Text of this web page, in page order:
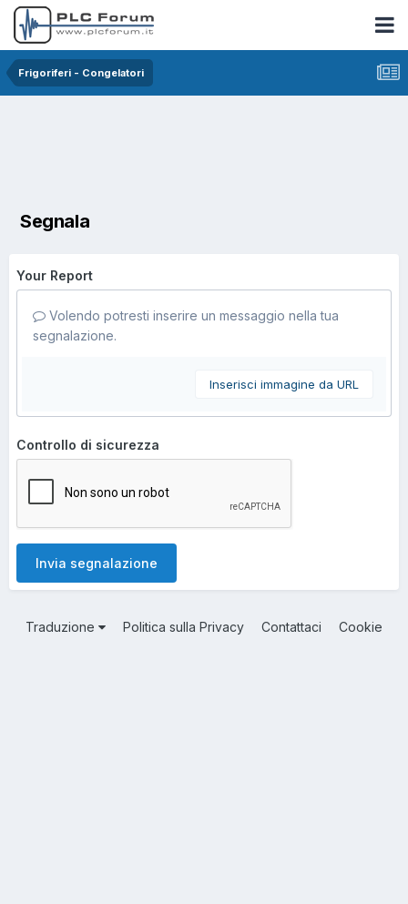
Frigoriferi - Congelatori
Segnala
Your Report
Volendo potresti inserire un messaggio nella tua
segnalazione.
Inserisci immagine da URL
Controllo di sicurezza
Invia segnalazione
Traduzione Politica sulla Privacy Contattaci Cookie